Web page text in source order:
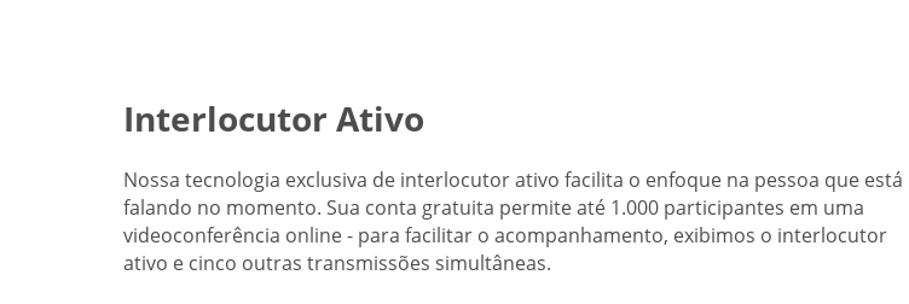
Interlocutor Ativo
Nossa tecnologia exclusiva de interlocutor ativo facilita o enfoque na pessoa que está
falando no momento. Sua conta gratuita permite até 1.000 participantes em uma
videoconferência online - para facilitar o acompanhamento, exibimos o interlocutor
ativo e cinco outras transmissões simultâneas.